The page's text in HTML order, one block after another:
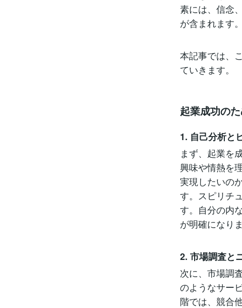
素には、信念
が含まれます。
本記事では、
ていきます。
起業成功の
1. 自己分析と
まず、起業を
興味や情熱を
実現したいの
す。スピリチ
す。自分の内
が明確になりま
2. 市場調査と
次に、市場調
のようなサー
階では、競合